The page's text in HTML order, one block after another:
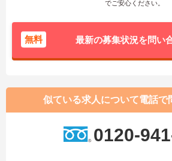
でご安心ください。
無料 最新の募集状況を問い
似ている求人について電話で
0120-